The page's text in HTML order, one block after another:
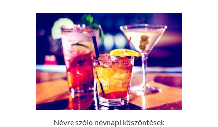
Névre szóló névnapi köszöntések